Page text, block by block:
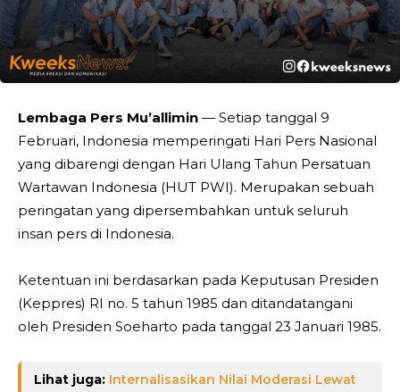
Lembaga Pers Mu’allimin — Setiap tanggal 9
Februari, Indonesia memperingati Hari Pers Nasional
yang dibarengi dengan Hari Ulang Tahun Persatuan
Wartawan Indonesia (HUT PWI). Merupakan sebuah
peringatan yang dipersembahkan untuk seluruh
insan pers di Indonesia.
Ketentuan ini berdasarkan pada Keputusan Presiden
(Keppres) RI no. 5 tahun 1985 dan ditandatangani
oleh Presiden Soeharto pada tanggal 23 Januari 1985.
Lihat juga: Internalisasikan Nilai Moderasi Lewat